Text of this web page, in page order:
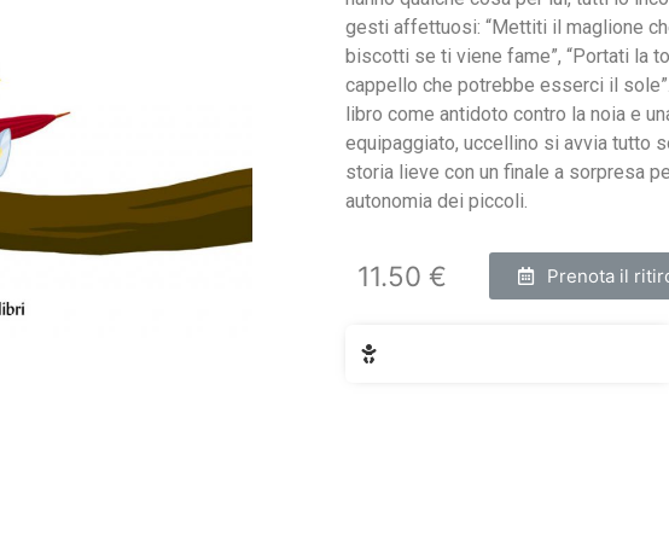
gesti affettuosi: “Mettiti il maglione
biscotti se ti viene fame”, “Portati la
cappello che potrebbe esserci il
libro come antidoto contro la noia e
equipaggiato, uccellino si avvia tutto
storia lieve con un finale a sorpresa
autonomia dei piccoli.
11.50 € Prenota il